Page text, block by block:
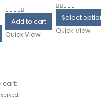
Add to cart
Quick View
Select
Quick View
cart: